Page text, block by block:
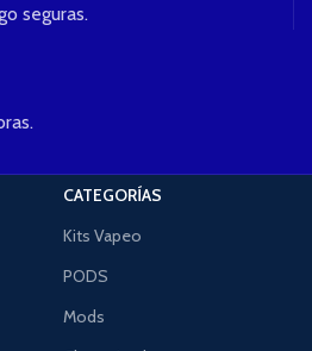
seguras.
CATEGORÍAS
Kits Vapeo
PODS
Mods